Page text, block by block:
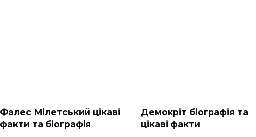
Фалес Мілетський цікаві
факти та біографія
Демокріт біографія та
цікаві факти